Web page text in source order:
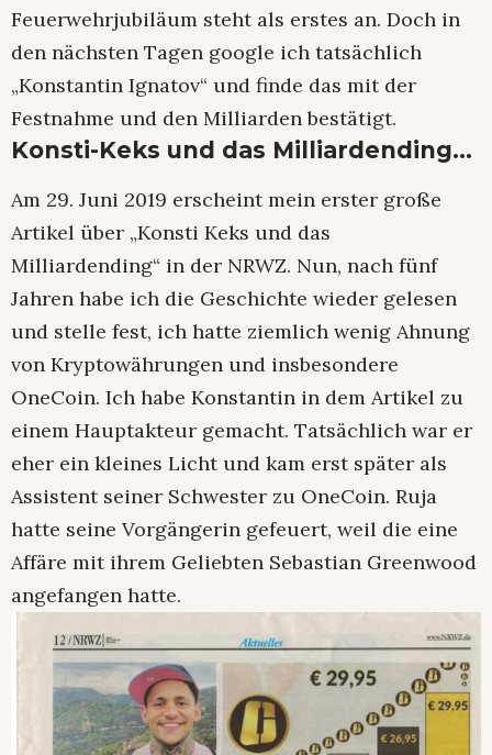
Feuerwehrjubiläum steht als erstes an. Doch in
den nächsten Tagen google ich tatsächlich
„Konstantin Ignatov“ und finde das mit der
Festnahme und den Milliarden bestätigt.
Konsti-Keks und das Milliardending…
Am 29. Juni 2019 erscheint mein erster große
Artikel über „Konsti Keks und das
Milliardending“ in der NRWZ. Nun, nach fünf
Jahren habe ich die Geschichte wieder gelesen
und stelle fest, ich hatte ziemlich wenig Ahnung
von Kryptowährungen und insbesondere
OneCoin. Ich habe Konstantin in dem Artikel zu
einem Hauptakteur gemacht. Tatsächlich war er
eher ein kleines Licht und kam erst später als
Assistent seiner Schwester zu OneCoin. Ruja
hatte seine Vorgängerin gefeuert, weil die eine
Affäre mit ihrem Geliebten Sebastian Greenwood
angefangen hatte.